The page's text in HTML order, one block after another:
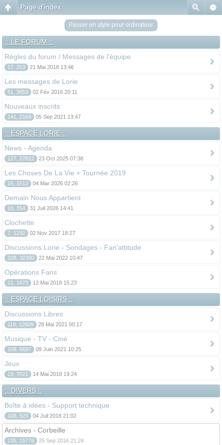
Page d’index
Passer en style pour ordinateur
:: LE FORUM ::
Règles du forum / Messages de l'équipe
17, 253 21 Mai 2018 13:46
Les messages de Lorie
51, 3853 02 Fév 2016 20:11
Nouveaux inscrits
141, 2169 05 Sep 2021 13:47
:: ESPACE LORIE ::
News - Agenda
127, 27812 23 Oct 2025 07:38
Les Choses De La Vie + Tournée 2019
16, 1512 04 Mar 2026 02:26
Demain Nous Appartient
10, 354 31 Juil 2026 14:41
Clochette
7, 1232 02 Nov 2017 18:27
Discussions Lorie - Sondages - Fan'attitude
328, 32380 22 Mai 2022 10:47
Opérations Fans
21, 1673 12 Mai 2018 15:23
:: ESPACE LOISIRS ::
Discussions Libres
110, 12609 28 Mai 2021 00:17
Musique - TV - Ciné
108, 6697 09 Juin 2021 10:25
Jeux
19, 7021 14 Mai 2018 19:24
:: DIVERS ::
Boîte à idées - Support technique
108, 523 04 Juil 2018 21:02
Archives - Corbeille
135, 15776 25 Sep 2016 21:24